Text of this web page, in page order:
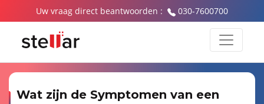
Uw vraag direct beantwoorden : 030-7600700
Wat zijn de Symptomen van een